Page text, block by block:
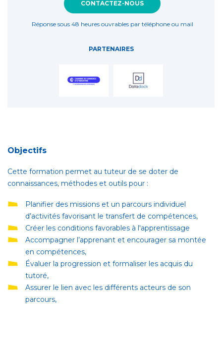
Objectifs
Cette formation permet au tuteur de se doter de
connaissances, méthodes et outils pour :
Planifier des missions et un parcours individuel
d’activités favorisant le transfert de compétences,
Créer les conditions favorables à l'apprentissage
Accompagner l’apprenant et encourager sa montée
en compétences,
Évaluer la progression et formaliser les acquis du
tutoré,
Assurer le lien avec les différents acteurs de son
parcours,
CONTACTEZ-NOUS
Réponse sous 48 heures ouvrables par téléphone ou mail
PARTENAIRES